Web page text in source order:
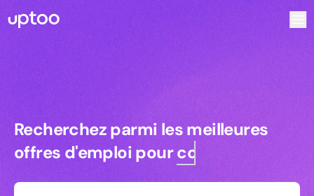
Recherchez parmi les meilleures
Recherchez parmi les meilleures
offres d'emploi pourcommerciaux